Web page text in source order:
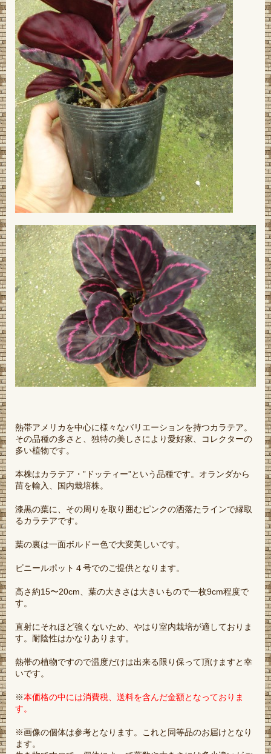
熱帯アメリカを中心に様々なバリエーションを持つカラテア。
その品種の多さと、独特の美しさにより愛好家、コレクターの
多い植物です。
本株はカラテア・”ドッティー”という品種です。オランダから
苗を輸入、国内栽培株。
漆黒の葉に、その周りを取り囲むピンクの洒落たラインで縁取
るカラテアです。
葉の裏は一面ボルドー色で大変美しいです。
ビニールポット４号でのご提供となります。
高さ約15〜20cm、葉の大きさは大きいもので一枚9cm程度で
す。
直射にそれほど強くないため、やはり室内栽培が適しておりま
す。耐陰性はかなりあります。
熱帯の植物ですので温度だけは出来る限り保って頂けますと幸
いです。
※本価格の中には消費税、送料を含んだ金額となっておりま
す。
※画像の個体は参考となります。これと同等品のお届けとなり
ます。